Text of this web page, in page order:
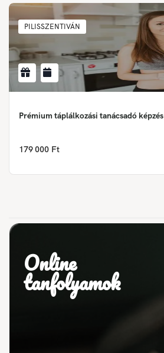
PILISSZENTIVÁN
Prémium táplálkozási tanácsadó képzés
179 000 Ft
Online
tanfolyamok